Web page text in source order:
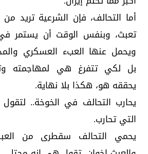
أما التحالف، فإن الشرعية تريد
تعبث، وبنفس الوقت أن يستمر
ويحمل عنها العبء العسكري
بل لكي تتفرغ هي لمهاجمته
يحققه هو، هكذا بلا نهاية.
يحارب التحالف في الخوخة..
التي تحارب.
يحمي التحالف سقطرى من